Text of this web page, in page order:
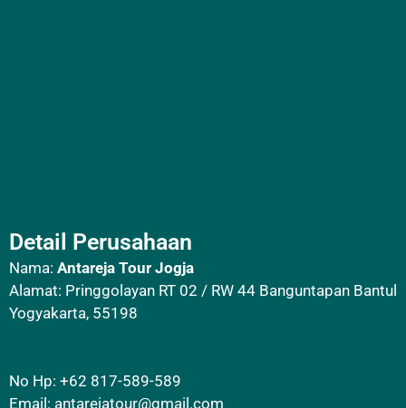
Detail Perusahaan
Nama: Antareja Tour Jogja
Alamat: Pringgolayan RT 02 / RW 44 Banguntapan Bantul
Yogyakarta, 55198
No Hp: +62 817-589-589
Email: antarejatour@gmail.com